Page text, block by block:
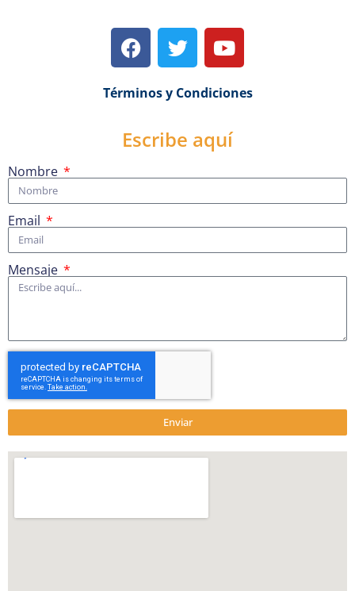
Términos y Condiciones
Escribe aquí
Nombre
Email
Mensaje
Enviar